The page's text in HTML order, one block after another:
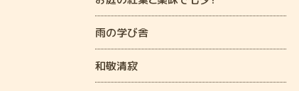
雨の学び舎
和敬清寂